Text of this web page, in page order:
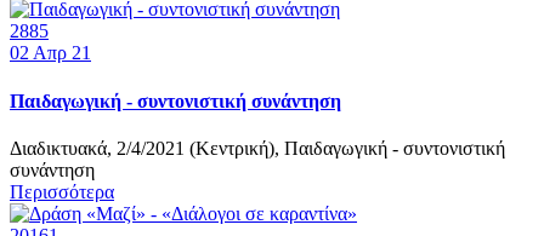
2885
02 Απρ 21
Παιδαγωγική - συντονιστική συνάντηση
Διαδικτυακά, 2/4/2021 (Κεντρική), Παιδαγωγική - συντονιστική
συνάντηση
Περισσότερα